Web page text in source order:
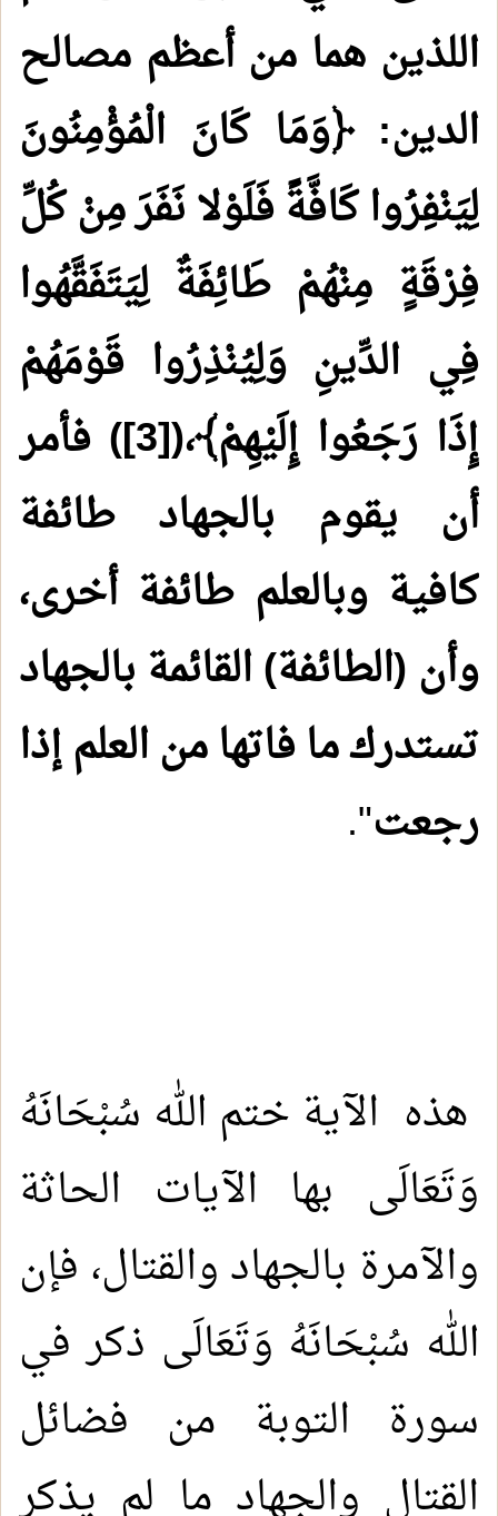
اللذين هما من أعظم مصالح
الدين: ﴿وَمَا كَانَ الْمُؤْمِنُونَ
لِيَنْفِرُوا كَافَّةً فَلَوْلا نَفَرَ مِنْ كُلِّ
فِرْقَةٍ مِنْهُمْ طَائِفَةٌ لِيَتَفَقَّهُوا
فِي الدِّينِ وَلِيُنْذِرُوا قَوْمَهُمْ
إِذَا رَجَعُوا إِلَيْهِمْ﴾،([3]) فأمر
أن يقوم بالجهاد طائفة
كافية وبالعلم طائفة أخرى،
وأن (الطائفة) القائمة بالجهاد
تستدرك ما فاتها من العلم إذا
رجعت".
هذه الآية ختم الله سُبْحَانَهُ
وَتَعَالَى بها الآيات الحاثة
والآمرة بالجهاد والقتال، فإن
الله سُبْحَانَهُ وَتَعَالَى ذكر في
سورة التوبة من فضائل
القتال والجهاد ما لم يذكر